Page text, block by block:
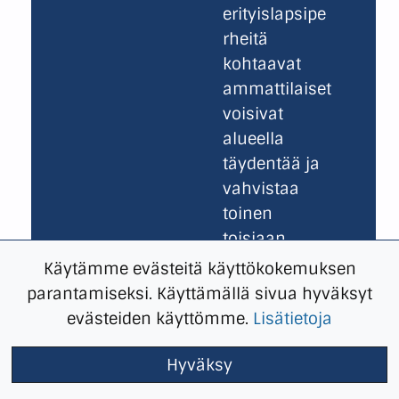
erityislapsipe
rheitä
kohtaavat
ammattilaiset
voisivat
alueella
täydentää ja
vahvistaa
toinen
toisiaan.
Hyvinvointial
ueen
vammaispalv
alueen lapsi-
ja perhetyön
Käytämme evästeitä käyttökokemuksen
parantamiseksi. Käyttämällä sivua hyväksyt
evästeiden käyttömme. Lisätietoja
Hyväksy